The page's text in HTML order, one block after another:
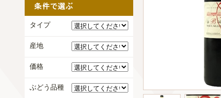
タイプ
産地
価格
ぶどう品種